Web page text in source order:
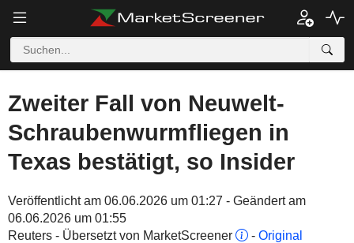
Zweiter Fall von Neuwelt-
Schraubenwurmfliegen in
Texas bestätigt, so Insider
Veröffentlicht am 06.06.2026 um 01:27 - Geändert am
06.06.2026 um 01:55
Reuters - Übersetzt von MarketScreener
- Original